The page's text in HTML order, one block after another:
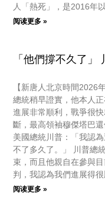
人「熱死」，是2016年
阅读更多 »
「他們撐不久了」
【新唐人北京時間2026
總統稍早證實，他本人
進展非常順利，戰爭很
斷，最高領袖穆傑塔巴
美國總統川普：「我認
不了多久了。」 川普總
束，而且他親自在參與
判，我認為我們進展得
阅读更多 »